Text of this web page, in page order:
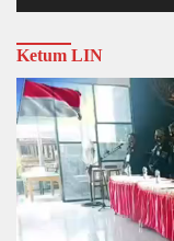
Ketum LIN
Video
Player